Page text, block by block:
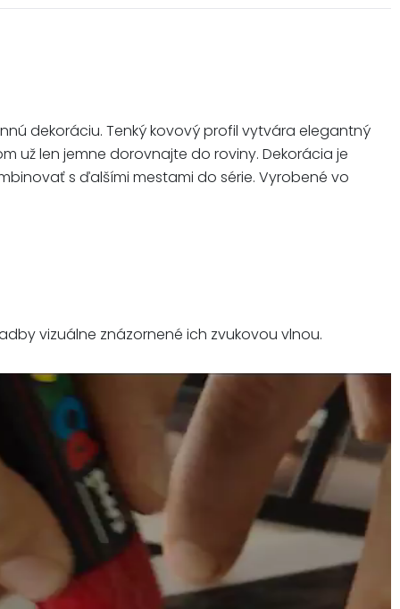
dekoráciu. Tenký kovový profil vytvára elegantný
už len jemne dorovnajte do roviny. Dekorácia je
s ďalšími mestami do série. Vyrobené vo
vizuálne znázornené ich zvukovou vlnou.